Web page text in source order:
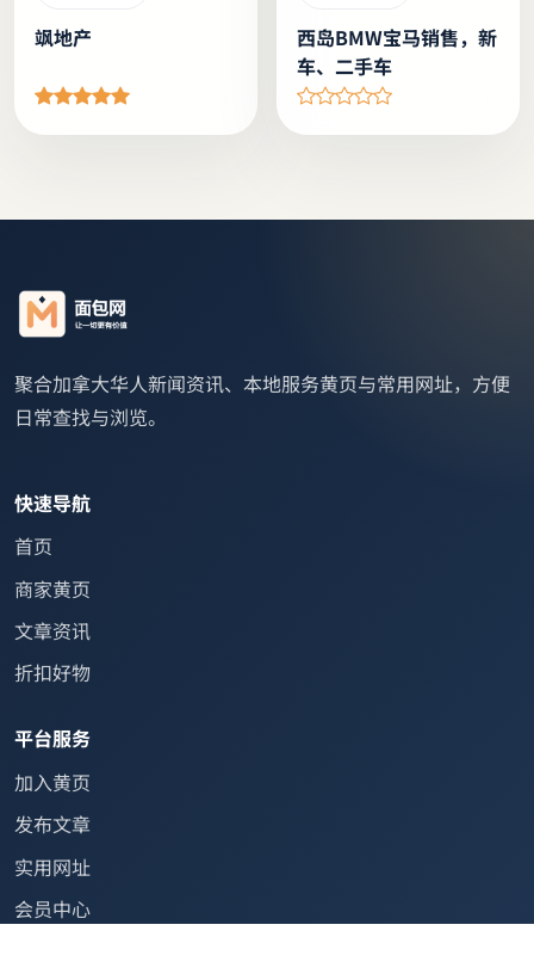
飒地产
西岛BMW宝马销售，新
车、二手车
聚合加拿大华人新闻资讯、本地服务黄页与常用网址，方便
日常查找与浏览。
快速导航
首页
商家黄页
文章资讯
折扣好物
平台服务
加入黄页
发布文章
实用网址
会员中心